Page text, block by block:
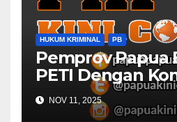
HUKUM KRIMINAL PB
Pemprov Papua
PETI Dengan
NOV 11, 2025